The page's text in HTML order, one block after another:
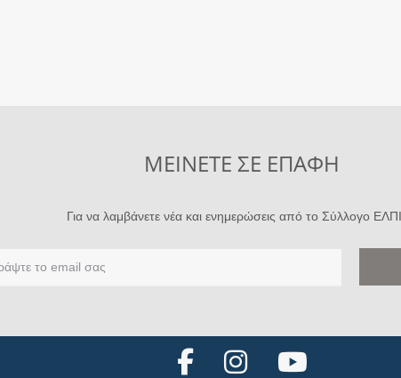
ΜΕΙΝΕΤΕ ΣΕ ΕΠΑΦΗ
Για να λαμβάνετε νέα και ενημερώσεις από το Σύλλογο
F
I